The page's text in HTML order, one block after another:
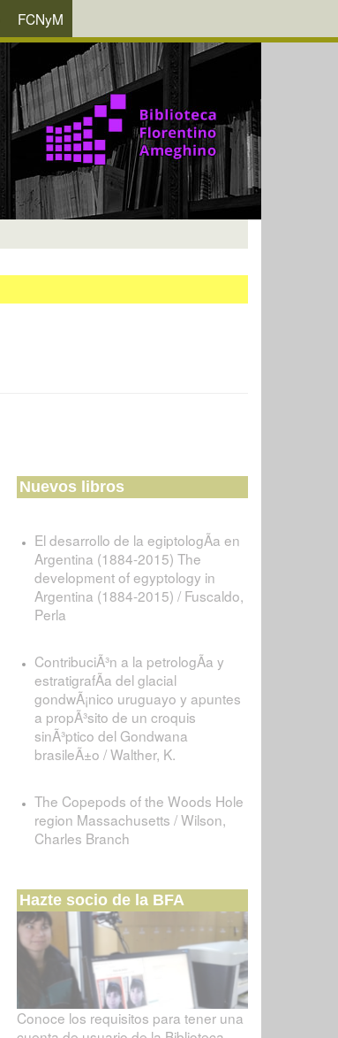
FCNyM
Nuevos libros
El desarrollo de la egiptologÃ­a en
Argentina (1884-2015) The
development of egyptology in
Argentina (1884-2015) / Fuscaldo,
Perla
ContribuciÃ³n a la petrologÃ­a y
estratigrafÃ­a del glacial
gondwÃ¡nico uruguayo y apuntes
a propÃ³sito de un croquis
sinÃ³ptico del Gondwana
brasileÃ±o / Walther, K.
The Copepods of the Woods Hole
region Massachusetts / Wilson,
Charles Branch
Hazte socio de la BFA
Conoce los requisitos para tener una